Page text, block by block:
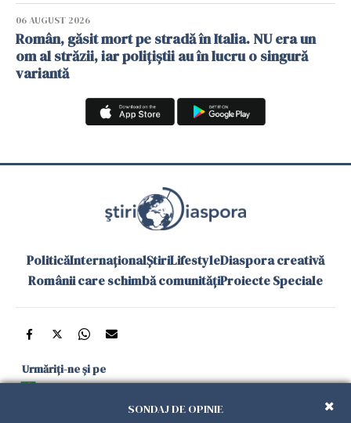
06 AUGUST 2026
Român, găsit mort pe stradă în Italia. NU era un
om al străzii, iar polițiștii au în lucru o singură
variantă
PoliticăInternaționalȘtiriLifestyleDiaspora creativă
Românii care schimbă comunitățiProiecte Speciale
Urmăriți-ne și pe
și în aplicațiile mobileSONDAJ DE OPINIE